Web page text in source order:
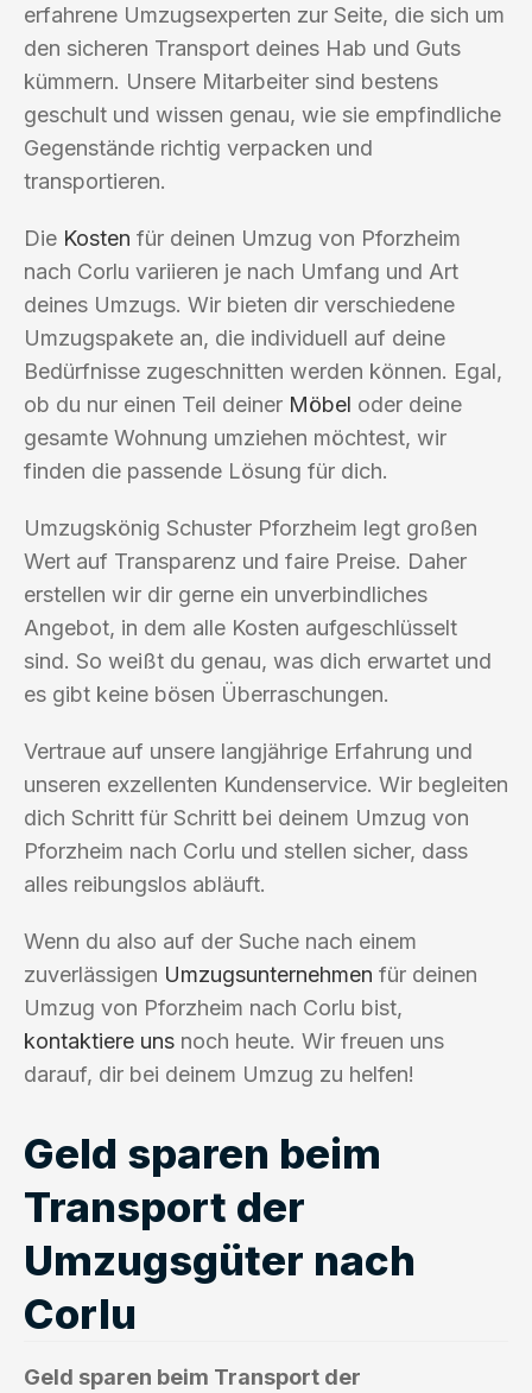
erfahrene Umzugsexperten zur Seite, die sich um
den sicheren Transport deines Hab und Guts
kümmern. Unsere Mitarbeiter sind bestens
geschult und wissen genau, wie sie empfindliche
Gegenstände richtig verpacken und
transportieren.
Die Kosten für deinen Umzug von Pforzheim
nach Corlu variieren je nach Umfang und Art
deines Umzugs. Wir bieten dir verschiedene
Umzugspakete an, die individuell auf deine
Bedürfnisse zugeschnitten werden können. Egal,
ob du nur einen Teil deiner Möbel oder deine
gesamte Wohnung umziehen möchtest, wir
finden die passende Lösung für dich.
Umzugskönig Schuster Pforzheim legt großen
Wert auf Transparenz und faire Preise. Daher
erstellen wir dir gerne ein unverbindliches
Angebot, in dem alle Kosten aufgeschlüsselt
sind. So weißt du genau, was dich erwartet und
es gibt keine bösen Überraschungen.
Vertraue auf unsere langjährige Erfahrung und
unseren exzellenten Kundenservice. Wir begleiten
dich Schritt für Schritt bei deinem Umzug von
Pforzheim nach Corlu und stellen sicher, dass
alles reibungslos abläuft.
Wenn du also auf der Suche nach einem
zuverlässigen Umzugsunternehmen für deinen
Umzug von Pforzheim nach Corlu bist,
kontaktiere uns noch heute. Wir freuen uns
darauf, dir bei deinem Umzug zu helfen!
Geld sparen beim
Transport der
Umzugsgüter nach
Corlu
Geld sparen beim Transport der